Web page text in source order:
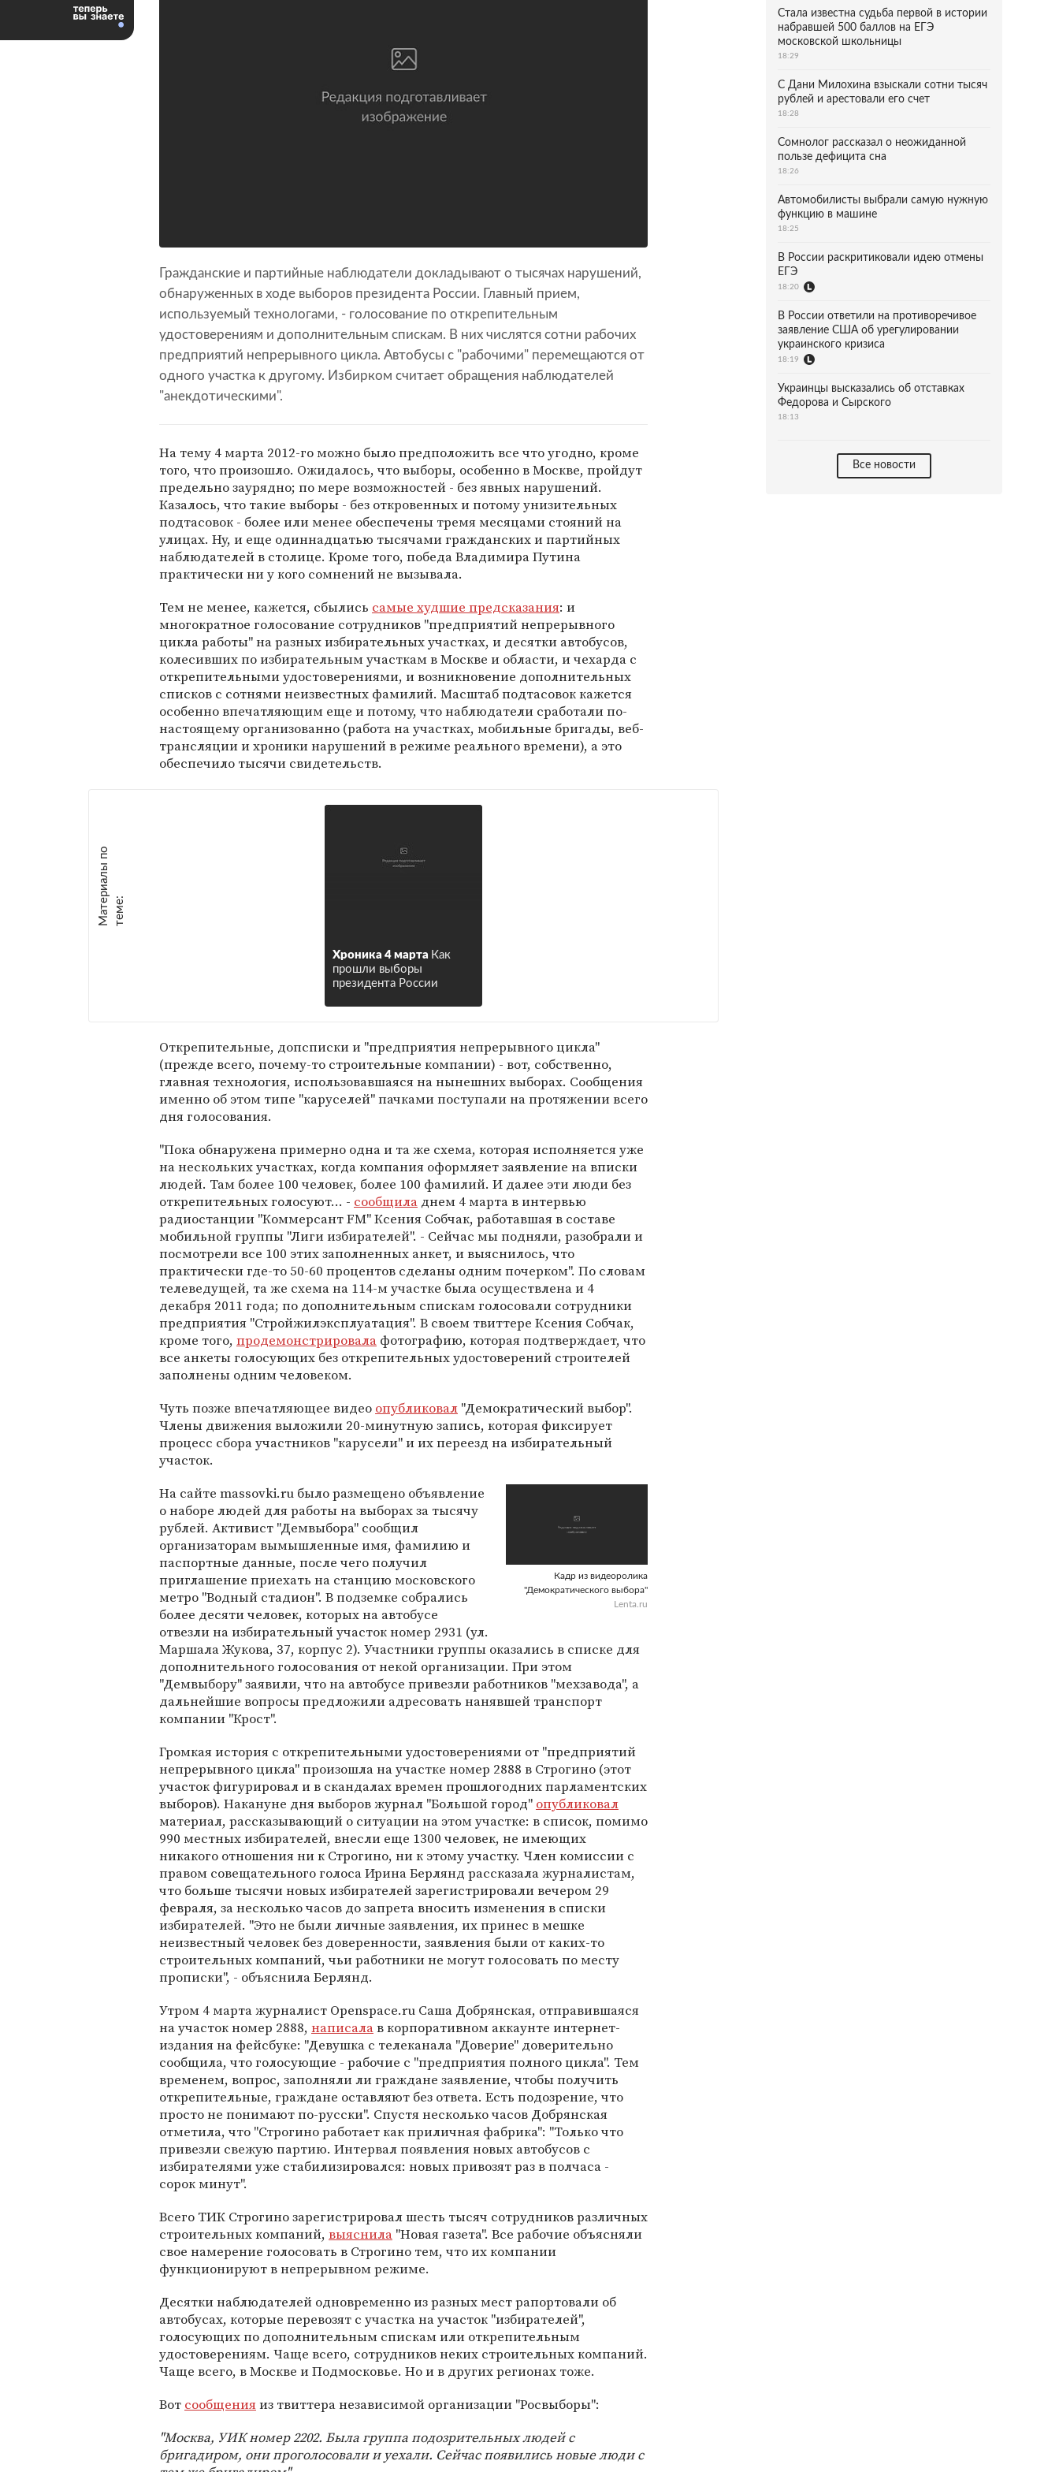
Гражданские и партийные наблюдатели докладывают о тысячах нарушений,
обнаруженных в ходе выборов президента России. Главный прием,
используемый технологами, - голосование по открепительным
удостоверениям и дополнительным спискам. В них числятся сотни рабочих
предприятий непрерывного цикла. Автобусы с "рабочими" перемещаются от
одного участка к другому. Избирком считает обращения наблюдателей
"анекдотическими".
На тему 4 марта 2012-го можно было предположить все что угодно, кроме
того, что произошло. Ожидалось, что выборы, особенно в Москве, пройдут
предельно заурядно; по мере возможностей - без явных нарушений.
Казалось, что такие выборы - без откровенных и потому унизительных
подтасовок - более или менее обеспечены тремя месяцами стояний на
улицах. Ну, и еще одиннадцатью тысячами гражданских и партийных
наблюдателей в столице. Кроме того, победа Владимира Путина
практически ни у кого сомнений не вызывала.
Тем не менее, кажется, сбылись самые худшие предсказания: и
многократное голосование сотрудников "предприятий непрерывного
цикла работы" на разных избирательных участках, и десятки автобусов,
колесивших по избирательным участкам в Москве и области, и чехарда с
открепительными удостоверениями, и возникновение дополнительных
списков с сотнями неизвестных фамилий. Масштаб подтасовок кажется
особенно впечатляющим еще и потому, что наблюдатели сработали по-
настоящему организованно (работа на участках, мобильные бригады, веб-
трансляции и хроники нарушений в режиме реального времени), а это
обеспечило тысячи свидетельств.
М
а
т е
р
и
а
л
ы
п
о
т
е
м
е :
Хроника 4 марта Как
прошли выборы
президента России
Открепительные, допсписки и "предприятия непрерывного цикла"
(прежде всего, почему-то строительные компании) - вот, собственно,
главная технология, использовавшаяся на нынешних выборах. Сообщения
именно об этом типе "каруселей" пачками поступали на протяжении всего
дня голосования.
"Пока обнаружена примерно одна и та же схема, которая исполняется уже
на нескольких участках, когда компания оформляет заявление на вписки
людей. Там более 100 человек, более 100 фамилий. И далее эти люди без
открепительных голосуют... - сообщила днем 4 марта в интервью
радиостанции "Коммерсант FM" Ксения Собчак, работавшая в составе
мобильной группы "Лиги избирателей". - Сейчас мы подняли, разобрали и
посмотрели все 100 этих заполненных анкет, и выяснилось, что
практически где-то 50-60 процентов сделаны одним почерком". По словам
телеведущей, та же схема на 114-м участке была осуществлена и 4
декабря 2011 года; по дополнительным спискам голосовали сотрудники
предприятия "Стройжилэксплуатация". В своем твиттере Ксения Собчак,
кроме того, продемонстрировала фотографию, которая подтверждает, что
все анкеты голосующих без открепительных удостоверений строителей
заполнены одним человеком.
Чуть позже впечатляющее видео опубликовал "Демократический выбор".
Члены движения выложили 20-минутную запись, которая фиксирует
процесс сбора участников "карусели" и их переезд на избирательный
участок.
Кадр из видеоролика
"Демократического выбора"
Lenta.ru
На сайте massovki.ru было размещено объявление
о наборе людей для работы на выборах за тысячу
рублей. Активист "Демвыбора" сообщил
организаторам вымышленные имя, фамилию и
паспортные данные, после чего получил
приглашение приехать на станцию московского
метро "Водный стадион". В подземке собрались
более десяти человек, которых на автобусе
отвезли на избирательный участок номер 2931 (ул.
Маршала Жукова, 37, корпус 2). Участники группы оказались в списке для
дополнительного голосования от некой организации. При этом
"Демвыбору" заявили, что на автобусе привезли работников "мехзавода", а
дальнейшие вопросы предложили адресовать нанявшей транспорт
компании "Крост".
Громкая история с открепительными удостоверениями от "предприятий
непрерывного цикла" произошла на участке номер 2888 в Строгино (этот
участок фигурировал и в скандалах времен прошлогодних парламентских
выборов). Накануне дня выборов журнал "Большой город" опубликовал
материал, рассказывающий о ситуации на этом участке: в список, помимо
990 местных избирателей, внесли еще 1300 человек, не имеющих
никакого отношения ни к Строгино, ни к этому участку. Член комиссии с
правом совещательного голоса Ирина Берлянд рассказала журналистам,
что больше тысячи новых избирателей зарегистрировали вечером 29
февраля, за несколько часов до запрета вносить изменения в списки
избирателей. "Это не были личные заявления, их принес в мешке
неизвестный человек без доверенности, заявления были от каких-то
строительных компаний, чьи работники не могут голосовать по месту
прописки", - объяснила Берлянд.
Утром 4 марта журналист Openspace.ru Саша Добрянская, отправившаяся
на участок номер 2888, написалав корпоративном аккаунте интернет-
издания на фейсбуке: "Девушка с телеканала "Доверие" доверительно
сообщила, что голосующие - рабочие с "предприятия полного цикла". Тем
временем, вопрос, заполняли ли граждане заявление, чтобы получить
открепительные, граждане оставляют без ответа. Есть подозрение, что
просто не понимают по-русски". Спустя несколько часов Добрянская
отметила, что "Строгино работает как приличная фабрика": "Только что
привезли свежую партию. Интервал появления новых автобусов с
избирателями уже стабилизировался: новых привозят раз в полчаса -
сорок минут".
Всего ТИК Строгино зарегистрировал шесть тысяч сотрудников различных
строительных компаний, выяснила "Новая газета". Все рабочие объясняли
свое намерение голосовать в Строгино тем, что их компании
функционируют в непрерывном режиме.
Десятки наблюдателей одновременно из разных мест рапортовали об
автобусах, которые перевозят с участка на участок "избирателей",
голосующих по дополнительным спискам или открепительным
удостоверениям. Чаще всего, сотрудников неких строительных компаний.
Чаще всего, в Москве и Подмосковье. Но и в других регионах тоже.
Вот сообщенияиз твиттера независимой организации "Росвыборы":
"Москва, УИК номер 2202. Была группа подозрительных людей с
бригадиром, они проголосовали и уехали. Сейчас появились новые люди с
Стала известна судьба первой в истории
набравшей 500 баллов на ЕГЭ
московской школьницы
18:29
С Дани Милохина взыскали сотни тысяч
рублей и арестовали его счет
18:28
Сомнолог рассказал о неожиданной
пользе дефицита сна
18:26
Автомобилисты выбрали самую нужную
функцию в машине
18:25
В России раскритиковали идею отмены
ЕГЭ
18:20
В России ответили на противоречивое
заявление США об урегулировании
украинского кризиса
18:19
Украинцы высказались об отставках
Федорова и Сырского
18:13
Все новости